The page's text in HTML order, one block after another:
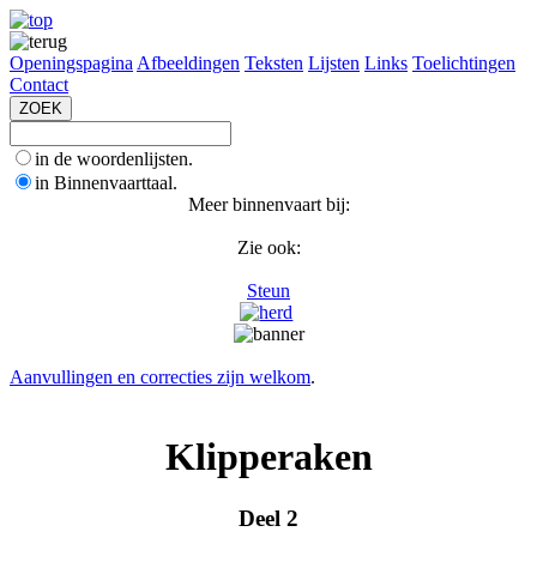
Openingspagina Afbeeldingen Teksten Lijsten Links Toelichtingen
Contact
in de woordenlijsten.
in Binnenvaarttaal.
Meer binnenvaart bij:
Zie ook:
Steun
Aanvullingen en correcties zijn welkom.
Klipperaken
Deel 2